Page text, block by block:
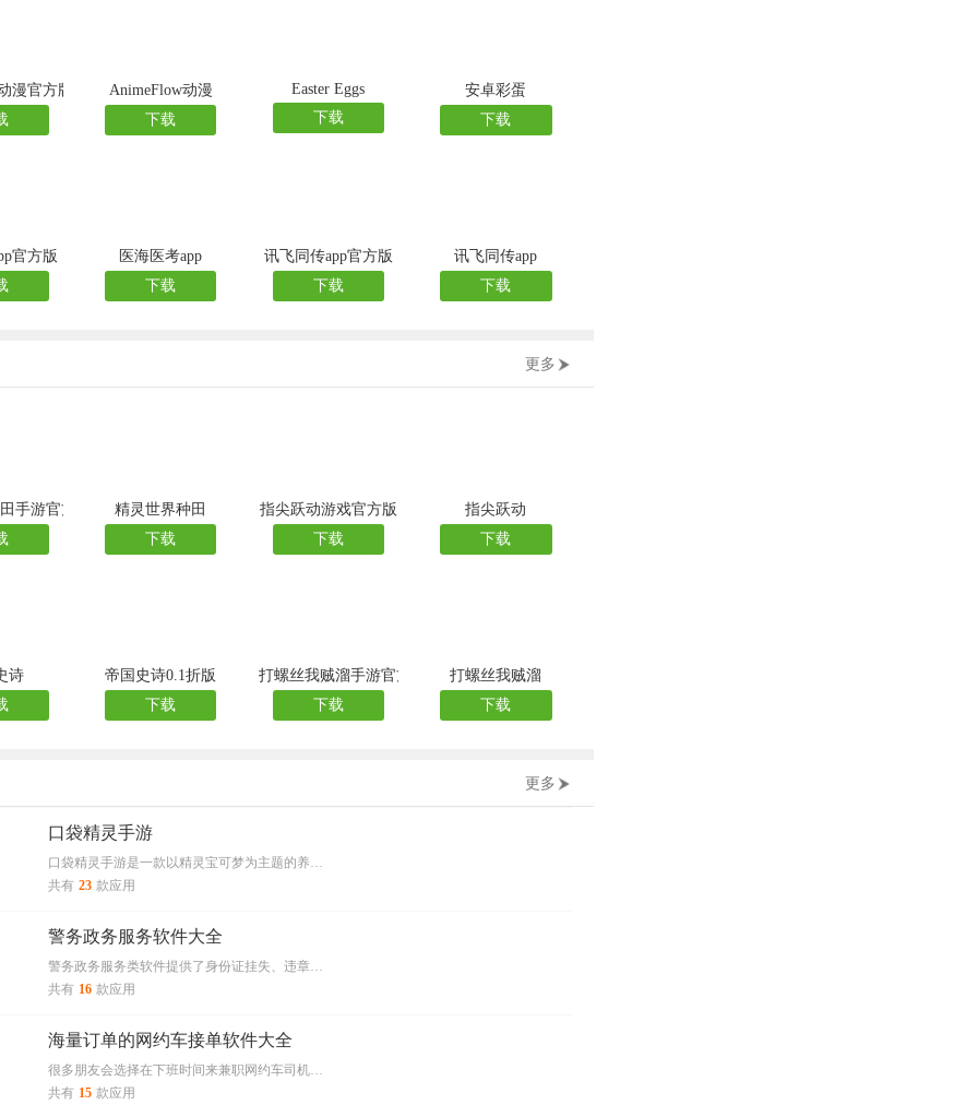
漫官方版
AnimeFlow动漫
下载
Easter Eggs
下载
安卓彩蛋
下载
官方版
医海医考app
下载
讯飞同传app官方版
下载
讯飞同传app
下载
更多
手游官方版
精灵世界种田
下载
指尖跃动游戏官方版
下载
指尖跃动
下载
诗
帝国史诗0.1折版
下载
打螺丝我贼溜手游官方版
下载
打螺丝我贼溜
下载
更多
口袋精灵手游
口袋精灵手游是一款以精灵宝可梦为主题的养…
共有 23 款应用
警务政务服务软件大全
警务政务服务类软件提供了身份证挂失、违章…
共有 16 款应用
海量订单的网约车接单软件大全
很多朋友会选择在下班时间来兼职网约车司机…
共有 15 款应用